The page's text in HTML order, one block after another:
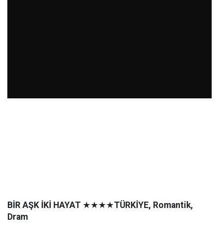
BİR AŞK İKİ HAYAT ★★★★TÜRKİYE, Romantik,
Dram